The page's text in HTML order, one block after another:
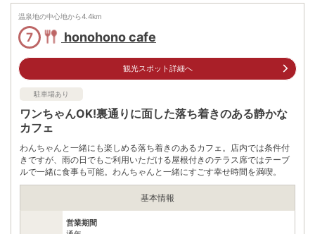
駐車場
情報なし
※修善寺駅北口ロータリーの30分無料の駐車場を利用
電話番号 0558722416
※ 掲載情報は変更になる場合があります。最新の内容はご利用前にご自身でお
問合せください。
※ 料金情報は税込・税抜表記が混ざっております。正しい金額はご利用前にご
自身でお問合せください。
温泉地の中心地から4.4km
7 honohono cafe
観光スポット詳細へ
駐車場あり
ワンちゃんOK!裏通りに面した落ち着きのある静かな
カフェ
わんちゃんと一緒にも楽しめる落ち着きのあるカフェ。店内では条件付
きですが、雨の日でもご利用いただける屋根付きのテラス席ではテーブ
ルで一緒に食事も可能。わんちゃんと一緒にすごす幸せ時間を満喫。
基本情報
営業期間